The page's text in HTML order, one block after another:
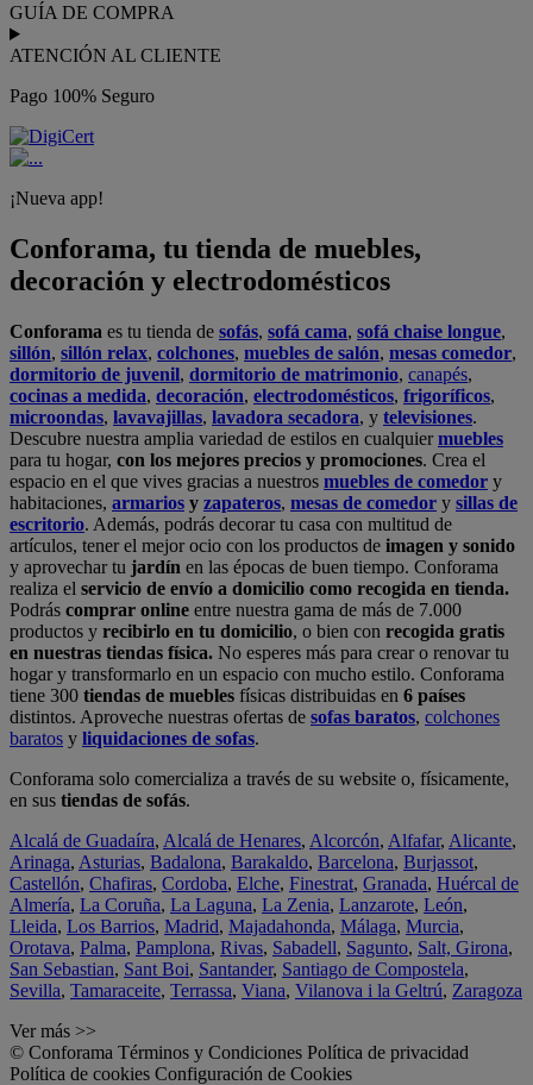
GUÍA DE COMPRA
ATENCIÓN AL CLIENTE
Pago 100% Seguro
¡Nueva app!
Conforama, tu tienda de muebles,
decoración y electrodomésticos
Conforama es tu tienda de sofás, sofá cama, sofá chaise longue,
sillón, sillón relax, colchones, muebles de salón, mesas comedor,
dormitorio de juvenil, dormitorio de matrimonio, canapés,
cocinas a medida, decoración, electrodomésticos, frigoríficos,
microondas, lavavajillas, lavadora secadora, y televisiones.
Descubre nuestra amplia variedad de estilos en cualquiermuebles
para tu hogar, con los mejores precios y promociones. Crea el
espacio en el que vives gracias a nuestros muebles de comedor y
habitaciones, armarios y zapateros, mesas de comedor y sillas de
escritorio. Además, podrás decorar tu casa con multitud de
artículos, tener el mejor ocio con los productos de imagen y sonido
y aprovechar tu jardín en las épocas de buen tiempo. Conforama
realiza el servicio de envío a domicilio como recogida en tienda.
Podrás comprar online entre nuestra gama de más de 7.000
productos y recibirlo en tu domicilio, o bien con recogida gratis
en nuestras tiendas física. No esperes más para crear o renovar tu
hogar y transformarlo en un espacio con mucho estilo. Conforama
tiene 300 tiendas de muebles físicas distribuidas en 6 países
distintos. Aproveche nuestras ofertas de sofas baratos, colchones
baratos y liquidaciones de sofas.
Conforama solo comercializa a través de su website o, físicamente,
en sus tiendas de sofás.
Alcalá de Guadaíra, Alcalá de Henares, Alcorcón, Alfafar, Alicante,
Arinaga, Asturias, Badalona, Barakaldo, Barcelona, Burjassot,
Castellón, Chafiras, Cordoba, Elche, Finestrat, Granada, Huércal de
Almería, La Coruña, La Laguna, La Zenia, Lanzarote, León,
Lleida, Los Barrios, Madrid, Majadahonda, Málaga, Murcia,
Orotava, Palma, Pamplona, Rivas, Sabadell, Sagunto, Salt, Girona,
San Sebastian, Sant Boi, Santander, Santiago de Compostela,
Sevilla, Tamaraceite, Terrassa, Viana, Vilanova i la Geltrú, Zaragoza
Ver más >>
© Conforama Términos y Condiciones Política de privacidad
Política de cookies Configuración de Cookies